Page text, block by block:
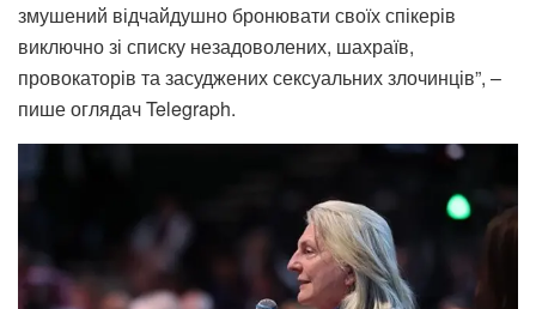
змушений відчайдушно бронювати своїх спікерів
виключно зі списку незадоволених, шахраїв,
провокаторів та засуджених сексуальних злочинців”, –
пише оглядач Telegraph.